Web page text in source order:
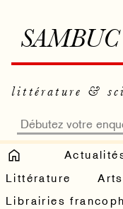
littérature &
Littérature
Arts
Librairies